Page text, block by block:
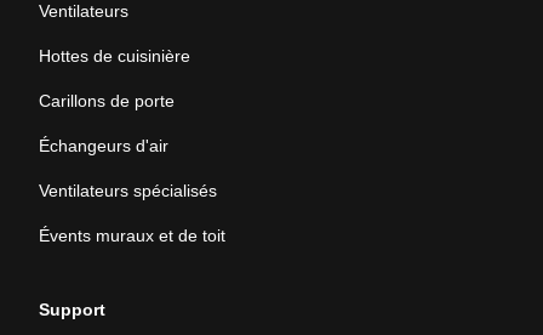
Ventilateurs
Hottes de cuisinière
Carillons de porte
Échangeurs d'air
Ventilateurs spécialisés
Évents muraux et de toit
Support